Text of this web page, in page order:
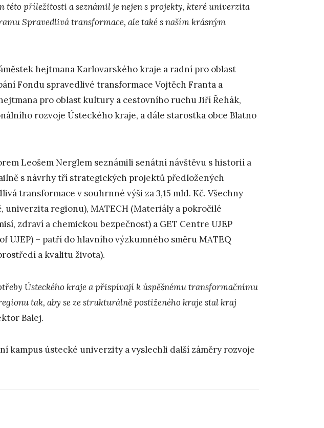
této příležitosti a seznámil je nejen s projekty, které univerzita
Spravedlivá transformace, ale také s naším krásným
hejtmana Karlovarského kraje a radní pro oblast
Fondu spravedlivé transformace Vojtěch Franta a
pro oblast kultury a cestovního ruchu Jiří Řehák,
rozvoje Ústeckého kraje, a dále starostka obce Blatno
Leošem Nerglem seznámili senátní návštěvu s historií a
s návrhy tří strategických projektů předložených
transformace v souhrnné výši za 3,15 mld. Kč. Všechny
univerzita regionu), MATECH (Materiály a pokročilé
zdraví a chemickou bezpečnost) a GET Centre UJEP
UJEP) – patří do hlavního výzkumného směru MATEQ
a kvalitu života).
Ústeckého kraje a přispívají k úspěšnému transformačnímu
tak, aby se ze strukturálně postiženého kraje stal kraj
Balej.
kampus ústecké univerzity a vyslechli další záměry rozvoje